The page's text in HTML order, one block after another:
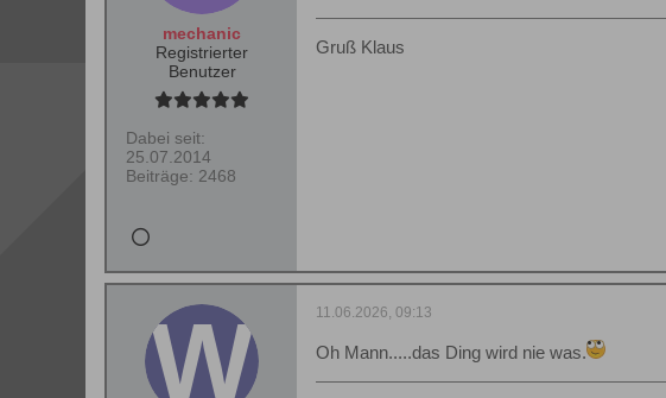
mechanic
Registrierter
Benutzer
Dabei seit:
25.07.2014
Beiträge: 2468
Gruß Klaus
11.06.2026, 09:13
Oh Mann.....das Ding wird nie was.